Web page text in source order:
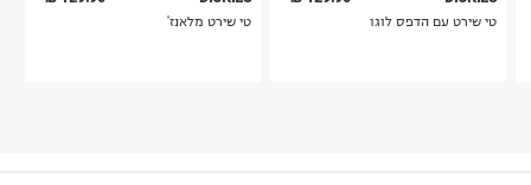
טי שירט מלאנז'
טי שירט עם הדפס לוגו